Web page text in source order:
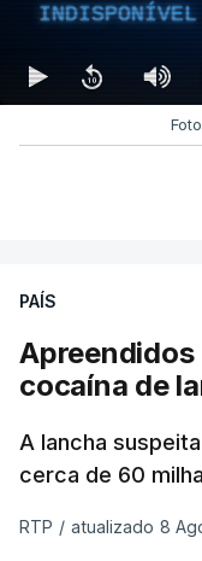
INDISPONÍVEL
PAÍS
cocaína de
A lancha
cerca de 60
RTP / atualizado 8